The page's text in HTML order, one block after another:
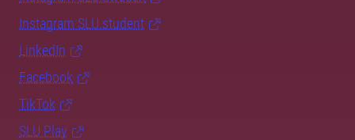
Instagram SLU.student
LinkedIn
Facebook
TikTok
SLU Play